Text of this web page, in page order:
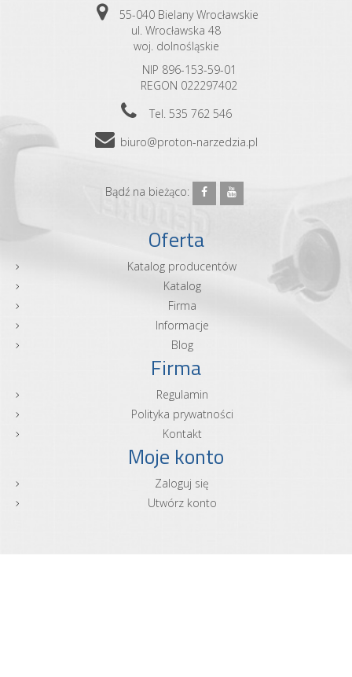
55-040 Bielany Wrocławskie
ul. Wrocławska 48
woj. dolnośląskie
NIP 896-153-59-01
REGON 022297402
Tel. 535 762 546
biuro@proton-narzedzia.pl
Bądź na bieżąco:
Oferta
Katalog producentów
Katalog
Firma
Informacje
Blog
Firma
Regulamin
Polityka prywatności
Kontakt
Moje konto
Zaloguj się
Utwórz konto